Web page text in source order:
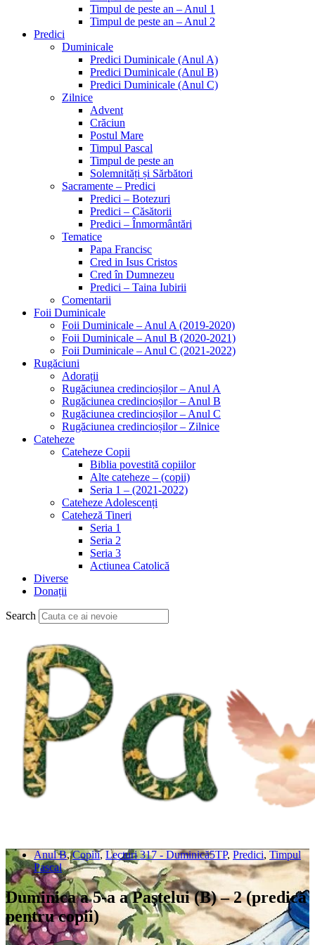
Timpul de peste an – Anul 1
Timpul de peste an – Anul 2
Predici
Duminicale
Predici Duminicale (Anul A)
Predici Duminicale (Anul B)
Predici Duminicale (Anul C)
Zilnice
Advent
Crăciun
Postul Mare
Timpul Pascal
Timpul de peste an
Solemnități și Sărbători
Sacramente – Predici
Predici – Botezuri
Predici – Căsătorii
Predici – Înmormântări
Tematice
Papa Francisc
Cred in Isus Cristos
Cred în Dumnezeu
Predici – Taina Iubirii
Comentarii
Foii Duminicale
Foii Duminicale – Anul A (2019-2020)
Foii Duminicale – Anul B (2020-2021)
Foii Duminicale – Anul C (2021-2022)
Rugăciuni
Adorații
Rugăciunea credincioșilor – Anul A
Rugăciunea credincioșilor – Anul B
Rugăciunea credincioșilor – Anul C
Rugăciunea credincioșilor – Zilnice
Cateheze
Cateheze Copii
Biblia povestită copiilor
Alte cateheze – (copii)
Seria 1 – (2021-2022)
Cateheze Adolescenți
Cateheză Tineri
Seria 1
Seria 2
Seria 3
Actiunea Catolică
Diverse
Donații
Search
Anul B,Copiii,Lecturi 317 - Duminică5TP, Predici, Timpul
Pascal
Duminica a 5-a a Paştelui (B) – 2 (predică
pentru copii)